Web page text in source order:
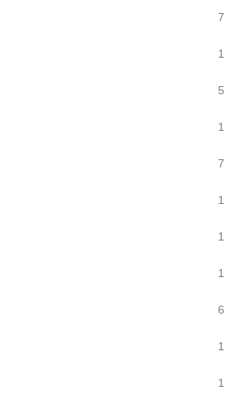
7
1
5
1
7
1
1
1
6
1
1